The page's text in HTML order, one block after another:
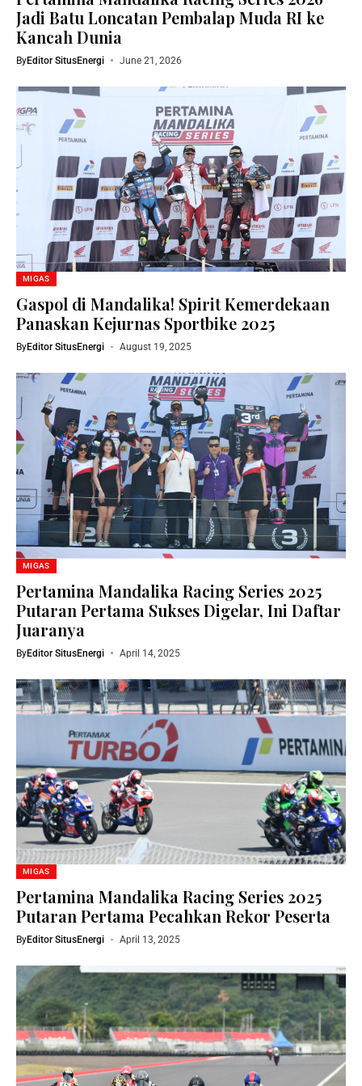
Jadi Batu Loncatan Pembalap Muda RI ke
Kancah Dunia
ByEditor SitusEnergi June 21, 2026
MIGAS
Gaspol di Mandalika! Spirit Kemerdekaan
Panaskan Kejurnas Sportbike 2025
ByEditor SitusEnergi August 19, 2025
MIGAS
Pertamina Mandalika Racing Series 2025
Putaran Pertama Sukses Digelar, Ini Daftar
Juaranya
ByEditor SitusEnergi April 14, 2025
MIGAS
Pertamina Mandalika Racing Series 2025
Putaran Pertama Pecahkan Rekor Peserta
ByEditor SitusEnergi April 13, 2025